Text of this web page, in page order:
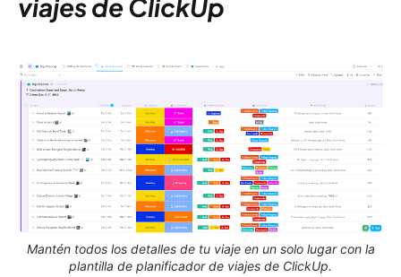
viajes de ClickUp
Mantén todos los detalles de tu viaje en un solo lugar con la
plantilla de planificador de viajes de ClickUp.